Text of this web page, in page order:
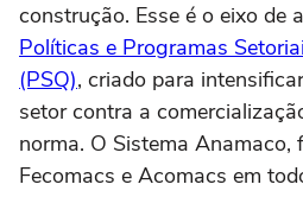
construção. Esse é o eixo de
Políticas e Programas
(PSQ), criado para
setor contra a
norma. O Sistema Anamaco,
Fecomacs e Acomacs em